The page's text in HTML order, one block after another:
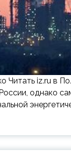
Читать iz.ru в
однако